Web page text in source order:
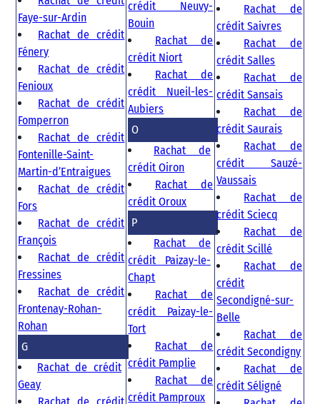
Faye-sur-Ardin
Rachat de crédit
Fénery
Rachat de crédit
Fenioux
Rachat de crédit
Fomperron
Rachat de crédit
Fontenille-Saint-
Martin-d’Entraigues
Rachat de crédit
Fors
Rachat de crédit
François
Rachat de crédit
Fressines
Rachat de crédit
Frontenay-Rohan-
Rohan
G
Rachat de crédit
Geay
Rachat de crédit
crédit Neuvy-
Bouin
Rachat de
crédit Niort
Rachat de
crédit Nueil-les-
Aubiers
O
Rachat de
crédit Oiron
Rachat de
crédit Oroux
P
Rachat de
crédit Paizay-le-
Chapt
Rachat de
crédit Paizay-le-
Tort
Rachat de
crédit Pamplie
Rachat de
crédit Pamproux
Rachat de
crédit Saivres
Rachat de
crédit Salles
Rachat de
crédit Sansais
Rachat de
crédit Saurais
Rachat de
crédit Sauzé-
Vaussais
Rachat de
crédit Sciecq
Rachat de
crédit Scillé
Rachat de
crédit
Secondigné-sur-
Belle
Rachat de
crédit Secondigny
Rachat de
crédit Séligné